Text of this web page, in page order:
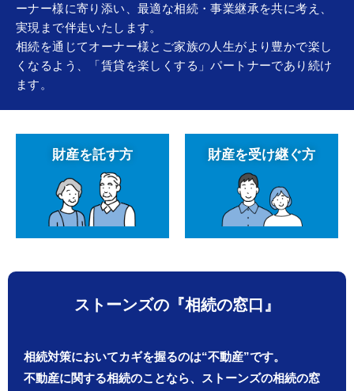
ーナー様に寄り添い、最適な相続・事業継承を共に考え、
実現まで伴走いたします。
相続を通じてオーナー様とご家族の人生がより豊かで楽し
くなるよう、「賃貸を楽しくする」パートナーであり続け
ます。
財産を託す方 財産を受け継ぐ方
ストーンズの『相続の窓口』
相続対策においてカギを握るのは“不動産”です。
不動産に関する相続のことなら、ストーンズの相続の窓